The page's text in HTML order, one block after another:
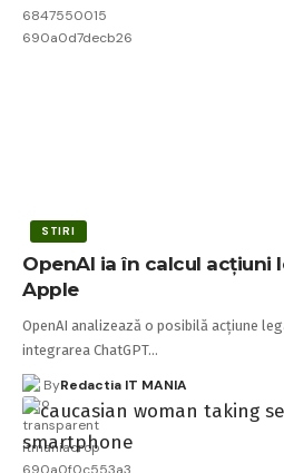
STIRI
OpenAI ia în calcul acțiuni
Apple
OpenAI analizează o posibilă acțiune
integrarea ChatGPT…
ByRedactia IT MANIA